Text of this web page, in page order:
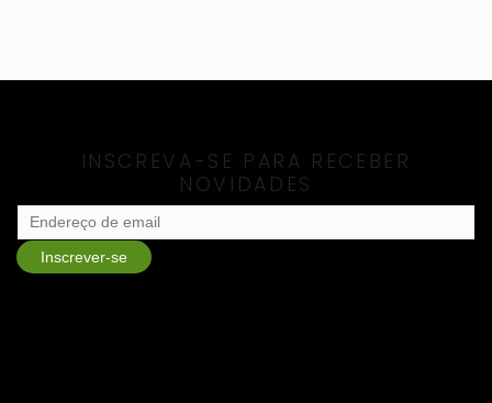
INSCREVA-SE PARA RECEBER
NOVIDADES